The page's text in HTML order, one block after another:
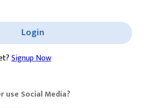
Login
Signup Now
use Social Media?